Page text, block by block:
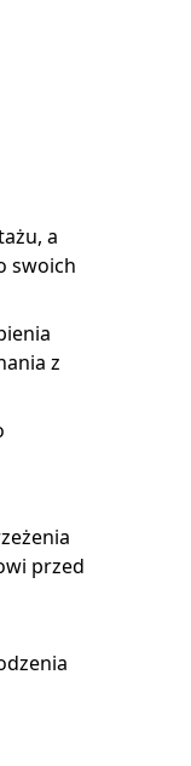
a
swoich
z
przed